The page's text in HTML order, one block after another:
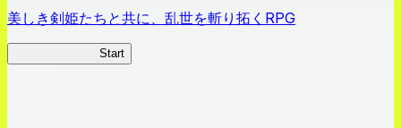
美しき剣姫たちと共に、乱世を斬り拓くRPG
Start